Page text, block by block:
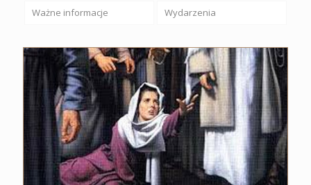
Ważne informacje Wydarzenia